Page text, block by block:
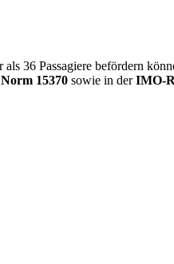
36 Passagiere befördern
15370 sowie in derIMO-